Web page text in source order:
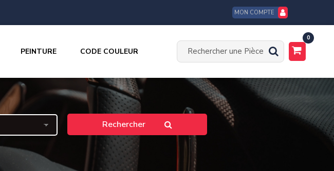
MON COMPTE
PEINTURE CODE COULEUR
0